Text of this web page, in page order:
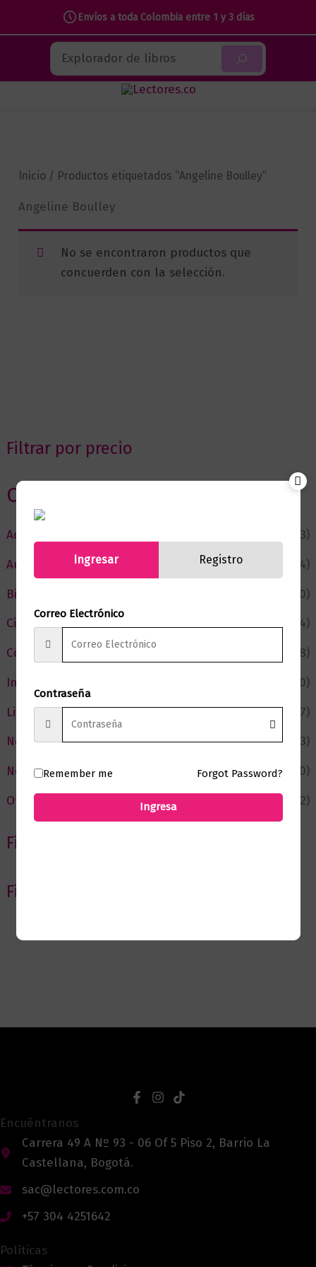
Envíos a toda Colombia entre 1 y 3 días
contenido
Buscar
Filtrar por precio
Categorias
Actualidad
(53)
Autor del Mes
(4)
Bienestar
(230)
Ciencia y Conocimiento
(74)
Cómic y Fantasía
(88)
Infantil y Juvenil
(210)
Literatura
(367)
Negocios
(43)
Novedades
(110)
Ofertas
(12)
Filtrar por Autor
Filtrar por editorial
Inicio / Productos etiquetados “Angeline Boulley”
Angeline Boulley
No se encontraron productos que
concuerden con la selección.
Encuéntranos
Carrera 49 A Nº 93 - 06 Of 5 Piso 2, Barrio La
Castellana, Bogotá.
sac@lectores.com.co
+57 304 4251642
Políticas
Ingresar Registro
Correo Electrónico
Contraseña
Remember me Forgot Password?
Ingresa